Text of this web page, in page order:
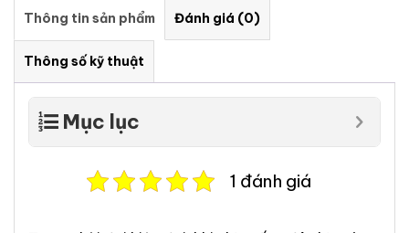
Thông tin sản phẩm Đánh giá (0)
Thông số kỹ thuật
Mục lục
1 đánh giá